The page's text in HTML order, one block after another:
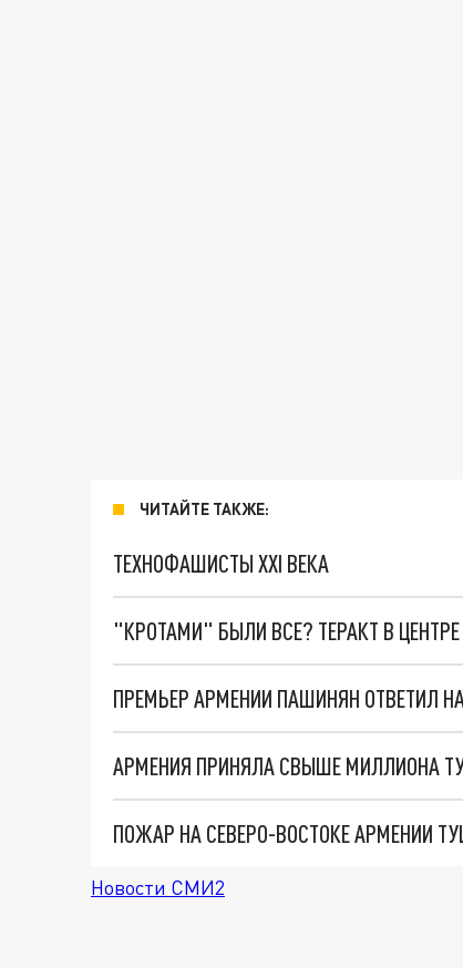
ЧИТАЙТЕ ТАКЖЕ:
ТЕХНОФАШИСТЫ XXI ВЕКА
"КРОТАМИ" БЫЛИ ВСЕ? ТЕРАКТ В
ПРЕМЬЕР АРМЕНИИ ПАШИНЯН ОТВЕТИЛ
АРМЕНИЯ ПРИНЯЛА СВЫШЕ МИЛЛИОНА
Новости СМИ2